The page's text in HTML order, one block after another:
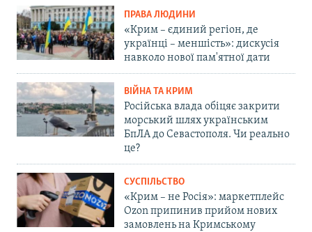
ПРАВА ЛЮДИНИ
«Крим – єдиний регіон, де
українці – меншість»: дискусія
навколо нової пам'ятної дати
ВІЙНА ТА КРИМ
Російська влада обіцяє закрити
морський шлях українським
БпЛА до Севастополя. Чи реально
це?
СУСПІЛЬСТВО
«Крим – не Росія»: маркетплейс
Ozon припинив прийом нових
замовлень на Кримському